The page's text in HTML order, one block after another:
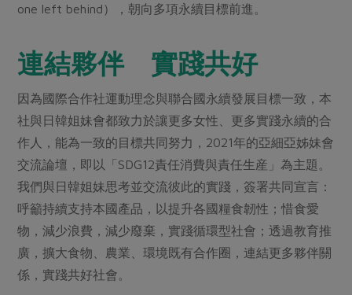
居家好物
家庭清潔 織品
日用品 圖書禮品
防災用品
最新產品
優惠專區
素食專區
飲品
主題食譜
異國料理
年菜食譜
養身食補
高麗菜海鮮煎餅
2024農業發展計畫年度報告
更多議題活動
把最好的台灣味帶回家！
生活者e週報
綠主張月刊
典藏閱覽室
社務專區
選舉專區
最新消息
媒體報導
下載專區
地區活動
社務會議
one left behind），朝向多項永續目標前進。
連結夥伴 實踐共好
因為國際合作社運動理念與聯合國永續發展目標一致，本
社與日韓姐妹會都致力於讓更多女性、更多實踐永續的合
作人，能為一致的目標共同努力，2021年的亞細亞姊妹會
交流論壇，即以「SDG12責任消費與責任生産」為主題。
我們與日韓姐妹思考並交流彼此的實踐，簽署共同宣言：
呼籲持續支持本國產品，以提升各國糧食韌性；惜食愛
物，減少浪費，減少廢棄，實踐循環型社會；透過教育推
廣，擴大食物、農業、環境既有合作圈，連結更多夥伴關
係，實踐共好社會。